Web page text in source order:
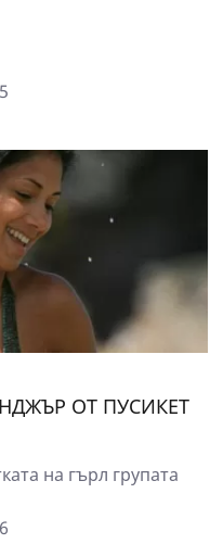
ОТ ПУСИКЕТ
на гърл групата